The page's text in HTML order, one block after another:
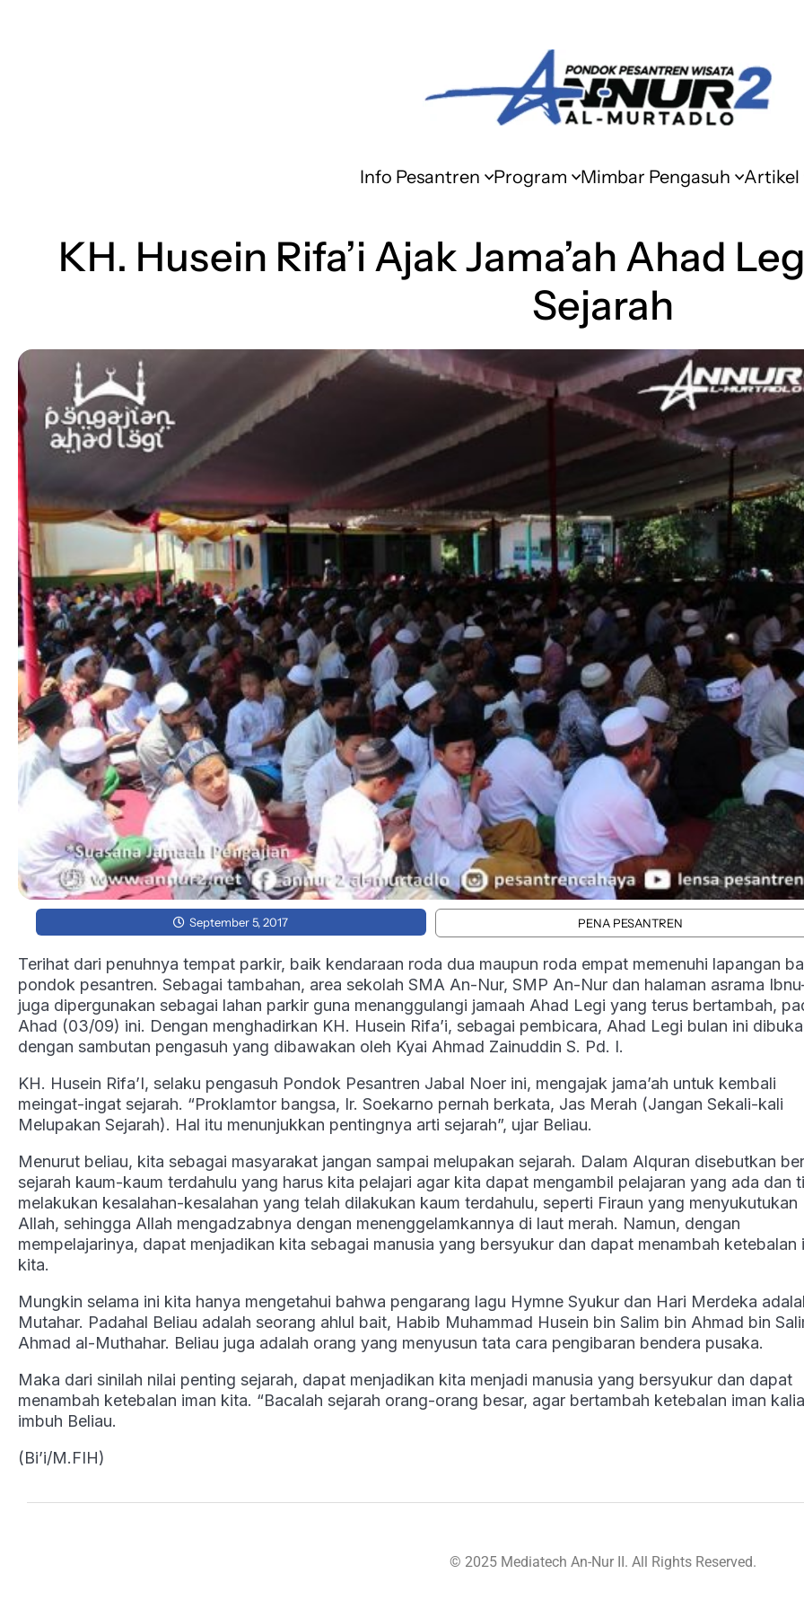
Info Pesantren Program Mimbar Pengasuh Artikel
KH. Husein Rifa’i Ajak Jama’ah Ahad
Sejarah
September 5, 2017 PENA PESANTREN
Terihat dari penuhnya tempat parkir, baik kendaraan roda dua maupun roda empat memenuhi lapangan
pondok pesantren. Sebagai tambahan, area sekolah SMA An-Nur, SMP An-Nur dan halaman asrama
juga dipergunakan sebagai lahan parkir guna menanggulangi jamaah Ahad Legi yang terus bertambah,
Ahad (03/09) ini. Dengan menghadirkan KH. Husein Rifa’i, sebagai pembicara, Ahad Legi bulan ini dibuka
dengan sambutan pengasuh yang dibawakan oleh Kyai Ahmad Zainuddin S. Pd. I.
KH. Husein Rifa’I, selaku pengasuh Pondok Pesantren Jabal Noer ini, mengajak jama’ah untuk kembali
meingat-ingat sejarah. “Proklamtor bangsa, Ir. Soekarno pernah berkata, Jas Merah (Jangan Sekali-kali
Melupakan Sejarah). Hal itu menunjukkan pentingnya arti sejarah”, ujar Beliau.
Menurut beliau, kita sebagai masyarakat jangan sampai melupakan sejarah. Dalam Alquran disebutkan
sejarah kaum-kaum terdahulu yang harus kita pelajari agar kita dapat mengambil pelajaran yang ada dan
melakukan kesalahan-kesalahan yang telah dilakukan kaum terdahulu, seperti Firaun yang menyukutukan
Allah, sehingga Allah mengadzabnya dengan menenggelamkannya di laut merah. Namun, dengan
mempelajarinya, dapat menjadikan kita sebagai manusia yang bersyukur dan dapat menambah ketebalan
kita.
Mungkin selama ini kita hanya mengetahui bahwa pengarang lagu Hymne Syukur dan Hari Merdeka
Mutahar. Padahal Beliau adalah seorang ahlul bait, Habib Muhammad Husein bin Salim bin Ahmad bin
Ahmad al-Muthahar. Beliau juga adalah orang yang menyusun tata cara pengibaran bendera pusaka.
Maka dari sinilah nilai penting sejarah, dapat menjadikan kita menjadi manusia yang bersyukur dan dapat
menambah ketebalan iman kita. “Bacalah sejarah orang-orang besar, agar bertambah ketebalan iman
imbuh Beliau.
(Bi’i/M.FIH)
© 2025 Mediatech An-Nur II. All Rights Reserved.